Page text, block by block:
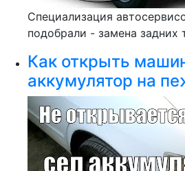
Специализация
подобрали - замена задних
Как открыть
аккумулятор на